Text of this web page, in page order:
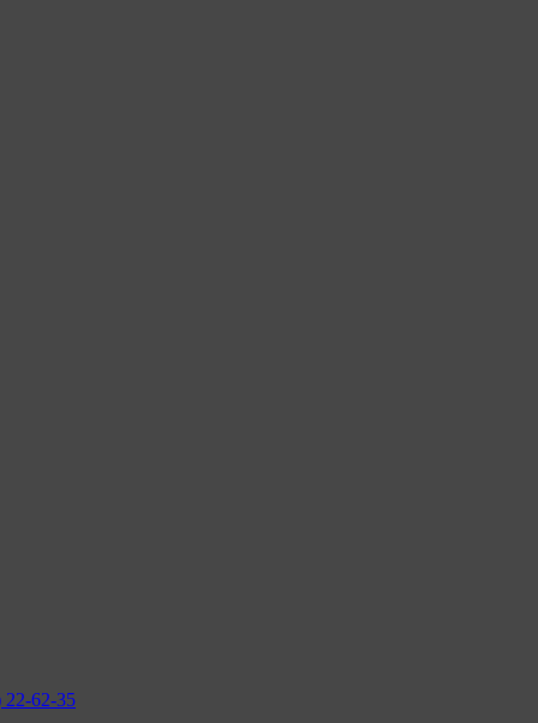
62-35